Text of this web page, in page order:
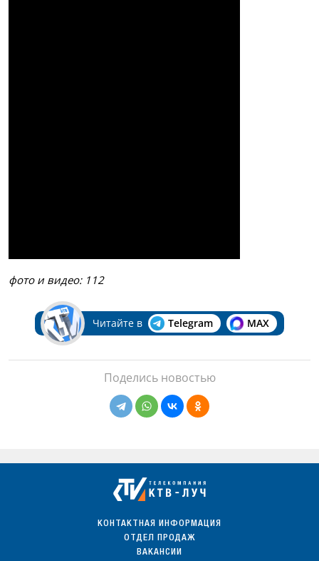
фото и видео: 112
Читайте в Telegram MAX
Поделись новостью
КОНТАКТНАЯ ИНФОРМАЦИЯ
ОТДЕЛ ПРОДАЖ
ВАКАНСИИ